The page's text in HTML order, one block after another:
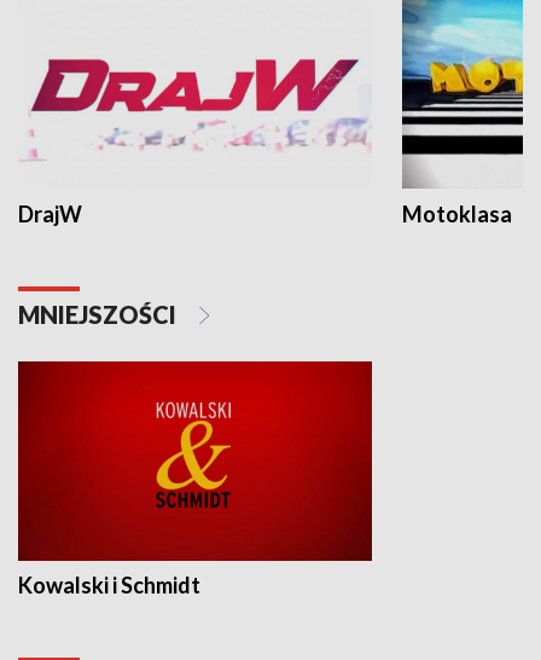
DrajW Motoklasa
MNIEJSZOŚCI
Kowalski i Schmidt